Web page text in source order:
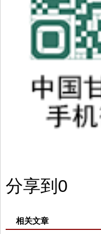
分享到0
相关文章